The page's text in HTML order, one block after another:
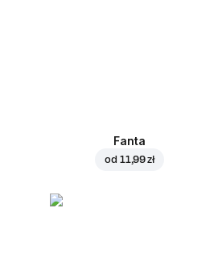
Fanta
od 11,99 zł